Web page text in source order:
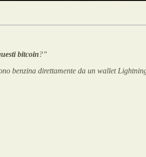
bitcoin?”
benzina direttamente da un wallet